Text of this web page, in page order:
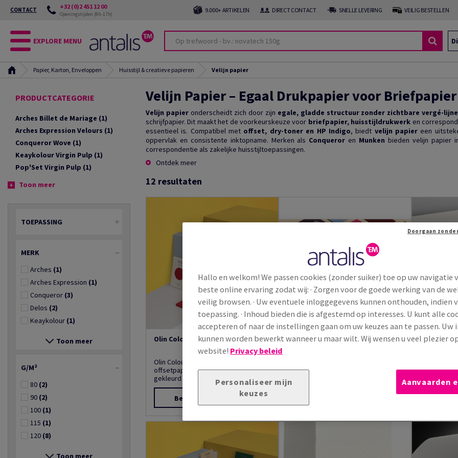
CONTACT +32 (0)2 451 12 00
Openingstijden (8h-17h) 9.000+ ARTIKELEN DIRECT CONTACT SNELLE LEVERING VEILIG BESTELLEN
EXPLORE MENU
Papier, Karton, Enveloppen Huisstijl & creatieve papieren Velijn papier
PRODUCTCATEGORIE
Arches Billet de Mariage (1)
Arches Expression Velours (1)
Conqueror Wove (1)
Keaykolour Virgin Pulp (1)
Pop'Set Virgin Pulp (1)
Toon meer
TOEPASSING
MERK
Arches (1)
Arches Expression (1)
Conqueror (3)
Delos (2)
Keaykolour (1)
Toon meer
G/M²
80 (2)
90 (2)
100 (1)
115 (1)
120 (8)
Toon meer
Velijn Papier – Egaal Drukpapier voor
Velijn papieronderscheidt zich door zijn egale, gladde structuur zonder zichtbare vergé-
schrijfpapier. Dit maakt het de voorkeurskeuze voor briefpapier, huisstijldrukwerk en
essentieel is. Compatibel met offset, dry-toner en HP Indigo, biedt velijn papier een
oppervlak en consistente inktopname. Merken als Conqueror en Munken bieden velijn papier
correspondentie als zakelijke huisstijltoepassingen.
Ontdek meer
12 resultaten
Olin Colours
Olin Colours is een premium
offsetpapier dat door-en-door
gekleurd is en zorgt voor lev...
Bekijk producten (154)
Keaykolour Virgin Pulp
papier dat door-en-door gekleurd is
Conqueror
Conqueror
velijn
oppervlak
Hallo en welkom! We passen cookies (zonder suiker) toe op uw navigatie
beste online ervaring zodat wij: · Zorgen voor de goede werking van de
veilig browsen. · Uw eventuele inloggegevens kunnen onthouden, indien
toepassing. · Inhoud bieden die is afgestemd op interesses. U kunt alle
accepteren of naar de instellingen gaan om uw keuzes aan te passen.
kunnen worden bewerkt wanneer u maar wilt. Wij wensen u veel plezier
website! Privacy beleid
Personaliseer mijn
keuzes
Aanvaarden